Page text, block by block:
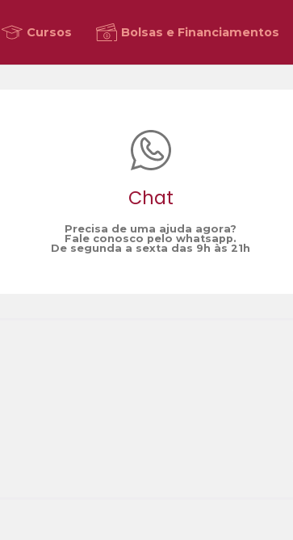
Cursos Bolsas e Financiamentos
Chat
Precisa de uma ajuda agora?
Fale conosco pelo whatsapp.
De segunda a sexta das 9h às 21h